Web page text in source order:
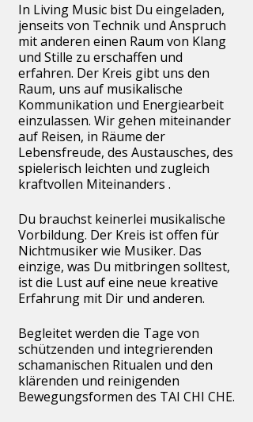
In Living Music bist Du eingeladen,
jenseits von Technik und Anspruch
mit anderen einen Raum von Klang
und Stille zu erschaffen und
erfahren. Der Kreis gibt uns den
Raum, uns auf musikalische
Kommunikation und Energiearbeit
einzulassen. Wir gehen miteinander
auf Reisen, in Räume der
Lebensfreude, des Austausches, des
spielerisch leichten und zugleich
kraftvollen Miteinanders .
Du brauchst keinerlei musikalische
Vorbildung. Der Kreis ist offen für
Nichtmusiker wie Musiker. Das
einzige, was Du mitbringen solltest,
ist die Lust auf eine neue kreative
Erfahrung mit Dir und anderen.
Begleitet werden die Tage von
schützenden und integrierenden
schamanischen Ritualen und den
klärenden und reinigenden
Bewegungsformen des TAI CHI CHE.